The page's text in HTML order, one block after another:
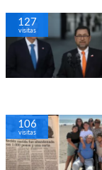
127
visitas
106
visitas